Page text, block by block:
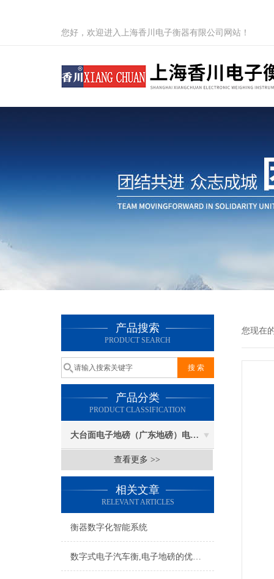
您好，欢迎进入上海香川电子衡器有限公司网站！
产品搜索
PRODUCT SEARCH
产品分类
PRODUCT CLASSIFICATION
大台面电子地磅（广东地磅）电子汽车衡
查看更多 >>
相关文章
RELEVANT ARTICLES
衡器数字化智能系统
数字式电子汽车衡,电子地磅的优势简介
您现在